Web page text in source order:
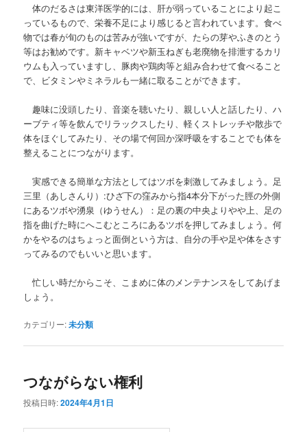
体のだるさは東洋医学的には、肝が弱っていることにより起こ
っているもので、栄養不足により感じると言われています。食べ
物では春が旬のものは苦みが強いですが、たらの芽やふきのとう
等はお勧めです。新キャベツや新玉ねぎも老廃物を排泄するカリ
ウムも入っていますし、豚肉や鶏肉等と組み合わせて食べること
で、ビタミンやミネラルも一緒に取ることができます。
趣味に没頭したり、音楽を聴いたり、親しい人と話したり、ハ
ーブティ等を飲んでリラックスしたり、軽くストレッチや散歩で
体をほぐしてみたり、その場で何回か深呼吸をすることでも体を
整えることにつながります。
実感できる簡単な方法としてはツボを刺激してみましょう。足
三里（あしさんり）:ひざ下の窪みから指4本分下がった脛の外側
にあるツボや湧泉（ゆうせん）：足の裏の中央よりやや上、足の
指を曲げた時にへこむところにあるツボを押してみましょう。何
かをやるのはちょっと面倒という方は、自分の手や足や体をさす
ってみるのでもいいと思います。
忙しい時だからこそ、こまめに体のメンテナンスをしてあげま
しょう。
カテゴリー:未分類
つながらない権利
投稿日時:2024年4月1日